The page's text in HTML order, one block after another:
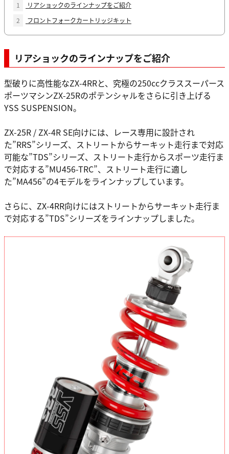
1
リアショックのラインナップをご紹介
2
フロントフォークカートリッジキット
リアショックのラインナップをご紹介
型破りに高性能なZX-4RRと、究極の250ccクラススーパース
ポーツマシンZX-25Rのポテンシャルをさらに引き上げる
YSS SUSPENSION。
ZX-25R / ZX-4R SE向けには、レース専用に設計され
た”RRS”シリーズ、ストリートからサーキット走行まで対応
可能な”TDS”シリーズ、ストリート走行からスポーツ走行ま
で対応する”MU456-TRC”、ストリート走行に適し
た”MA456”の4モデルをラインナップしています。
さらに、ZX-4RR向けにはストリートからサーキット走行ま
で対応する”TDS”シリーズをラインナップしました。